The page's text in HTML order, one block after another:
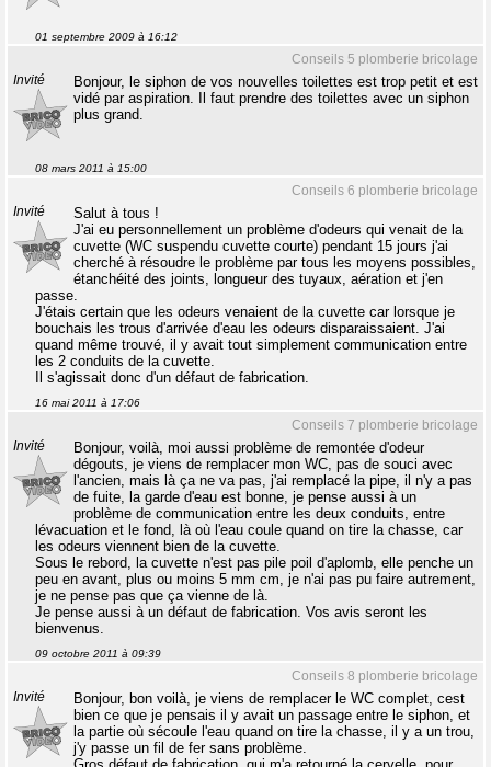
01 septembre 2009 à 16:12
Conseils 5 plomberie bricolage
Invité
Bonjour, le siphon de vos nouvelles toilettes est trop petit et est
vidé par aspiration. Il faut prendre des toilettes avec un siphon
plus grand.
08 mars 2011 à 15:00
Conseils 6 plomberie bricolage
Invité
Salut à tous !
J'ai eu personnellement un problème d'odeurs qui venait de la
cuvette (WC suspendu cuvette courte) pendant 15 jours j'ai
cherché à résoudre le problème par tous les moyens possibles,
étanchéité des joints, longueur des tuyaux, aération et j'en
passe.
J'étais certain que les odeurs venaient de la cuvette car lorsque je
bouchais les trous d'arrivée d'eau les odeurs disparaissaient. J'ai
quand même trouvé, il y avait tout simplement communication entre
les 2 conduits de la cuvette.
Il s'agissait donc d'un défaut de fabrication.
16 mai 2011 à 17:06
Conseils 7 plomberie bricolage
Invité
Bonjour, voilà, moi aussi problème de remontée d'odeur
dégouts, je viens de remplacer mon WC, pas de souci avec
l'ancien, mais là ça ne va pas, j'ai remplacé la pipe, il n'y a pas
de fuite, la garde d'eau est bonne, je pense aussi à un
problème de communication entre les deux conduits, entre
lévacuation et le fond, là où l'eau coule quand on tire la chasse, car
les odeurs viennent bien de la cuvette.
Sous le rebord, la cuvette n'est pas pile poil d'aplomb, elle penche un
peu en avant, plus ou moins 5 mm cm, je n'ai pas pu faire autrement,
je ne pense pas que ça vienne de là.
Je pense aussi à un défaut de fabrication. Vos avis seront les
bienvenus.
09 octobre 2011 à 09:39
Conseils 8 plomberie bricolage
Invité
Bonjour, bon voilà, je viens de remplacer le WC complet, cest
bien ce que je pensais il y avait un passage entre le siphon, et
la partie où sécoule l'eau quand on tire la chasse, il y a un trou,
j'y passe un fil de fer sans problème.